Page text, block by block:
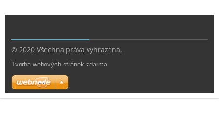
© 2020 Všechna práva vyhrazena.
Tvorba webových stránek zdarma